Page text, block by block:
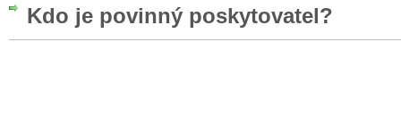
Kdo je povinný poskytovatel?